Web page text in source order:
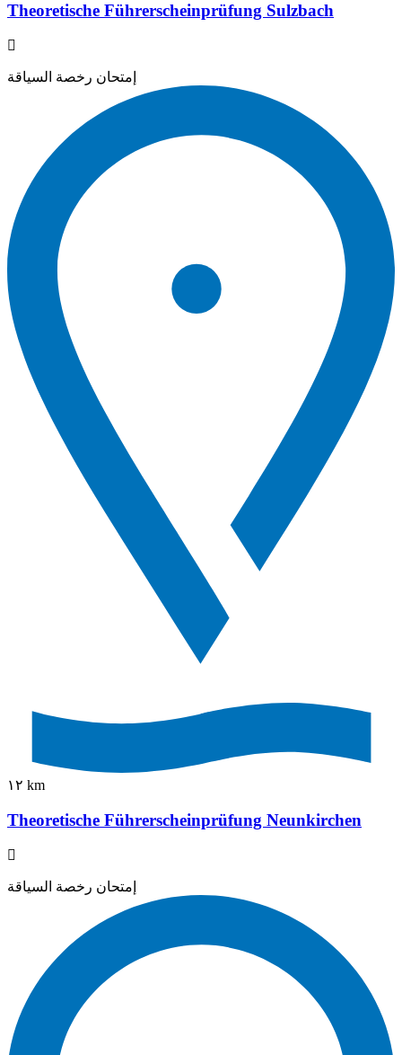
Theoretische Führerscheinprüfung Sulzbach
إمتحان رخصة السياقة
١٢ km
Theoretische Führerscheinprüfung Neunkirchen
إمتحان رخصة السياقة